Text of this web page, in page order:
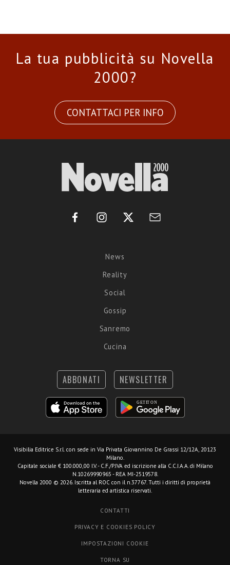
La tua pubblicità su Novella
2000?
CONTATTACI PER INFO
News
Reality
Social
Gossip
Sanremo
Cucina
ABBONATI NEWSLETTER
Visibilia Editrice S.r.l. con sede in Via Privata Giovannino De Grassi 12/12A, 20123
Milano.
Capitale sociale € 100.000,00 I.V. - C.F./P.IVA ed iscrizione alla C.C.I.A.A. di Milano
N.10269990965 - REA MI-2519578.
Novella 2000 © 2026. Iscritta al ROC con il n.37767. Tutti i diritti di proprietà
letteraria ed artistica riservati.
CONTATTI
PRIVACY E COOKIES POLICY
IMPOSTAZIONI COOKIE
TORNA SU